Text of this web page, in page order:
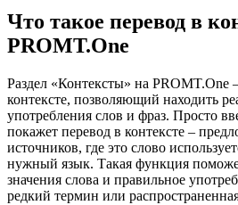
Что такое перевод в
PROMT.One
Раздел «Контексты» на PROMT.One
контексте, позволяющий находить
употребления слов и фраз. Просто
покажет перевод в контексте –
источников, где это слово
нужный язык. Такая функция
значения слова и правильное
редкий термин или